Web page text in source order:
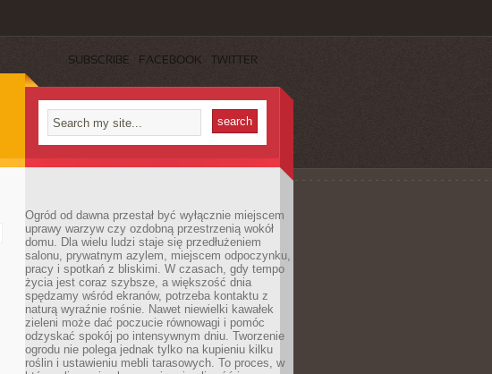
SUBSCRIBE FACEBOOK TWITTER
Ogród od dawna przestał być wyłącznie miejscem
uprawy warzyw czy ozdobną przestrzenią wokół
domu. Dla wielu ludzi staje się przedłużeniem
salonu, prywatnym azylem, miejscem odpoczynku,
pracy i spotkań z bliskimi. W czasach, gdy tempo
życia jest coraz szybsze, a większość dnia
spędzamy wśród ekranów, potrzeba kontaktu z
naturą wyraźnie rośnie. Nawet niewielki kawałek
zieleni może dać poczucie równowagi i pomóc
odzyskać spokój po intensywnym dniu. Tworzenie
ogrodu nie polega jednak tylko na kupieniu kilku
roślin i ustawieniu mebli tarasowych. To proces, w